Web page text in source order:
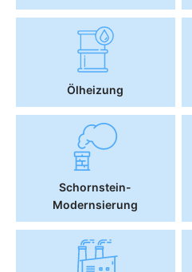
Ölheizung
Schornstein-
Modernsierung